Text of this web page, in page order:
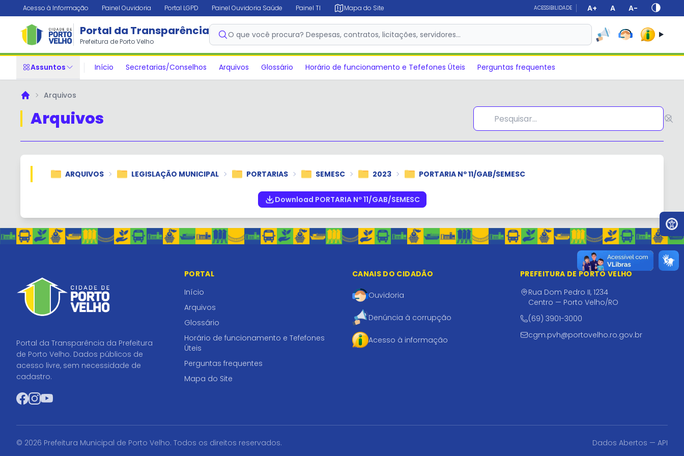
Acesso à Informação Painel Ouvidoria Portal LGPD Painel Ouvidoria Saúde Painel TI Mapa do Site ACESSIBILIDADE A+ A A-
Portal da Transparência
Prefeitura de Porto Velho
O que você procura? Despesas, contratos, licitações, servidores…
Assuntos Início Secretarias/Conselhos Arquivos Glossário Horário de funcionamento e Tefefones Úteis Perguntas frequentes
PrincipalArquivos
Arquivos
ARQUIVOS LEGISLAÇÃO MUNICIPAL PORTARIAS SEMESC 2023 PORTARIA Nº 11/GAB/SEMESC
Download PORTARIA Nº 11/GAB/SEMESC
Portal da Transparência da Prefeitura
de Porto Velho. Dados públicos de
acesso livre, sem necessidade de
cadastro.
Facebook
Instagram
YouTube
PORTAL
Início
Arquivos
Glossário
Horário de funcionamento e Tefefones
Úteis
Perguntas frequentes
Mapa do Site
CANAIS DO CIDADÃO
Ouvidoria
Denúncia à corrupção
Acesso à informação
PREFEITURA DE PORTO VELHO
Rua Dom Pedro II, 1234
Centro — Porto Velho/RO
(69) 3901-3000
cgm.pvh@portovelho.ro.gov.br
© 2026 Prefeitura Municipal de Porto Velho. Todos os direitos reservados. Dados Abertos — API
✕
Ir